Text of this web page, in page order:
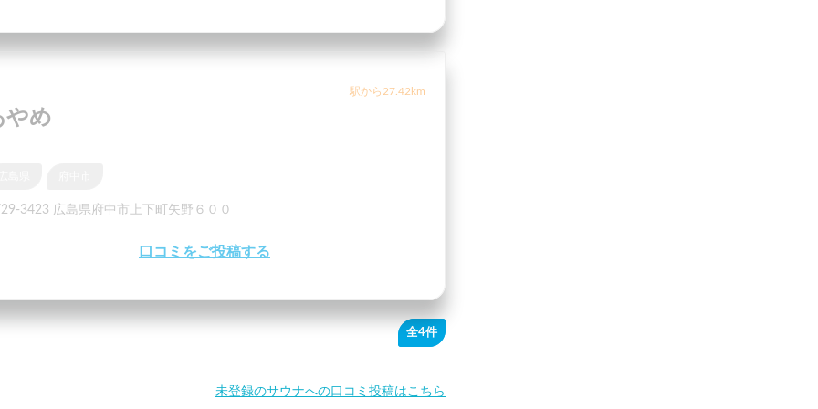
駅から27.42km
やめ
3423 広島県府中市上下町矢野６００
口コミをご投稿する
全4件
未登録のサウナへの口コミ投稿はこちら